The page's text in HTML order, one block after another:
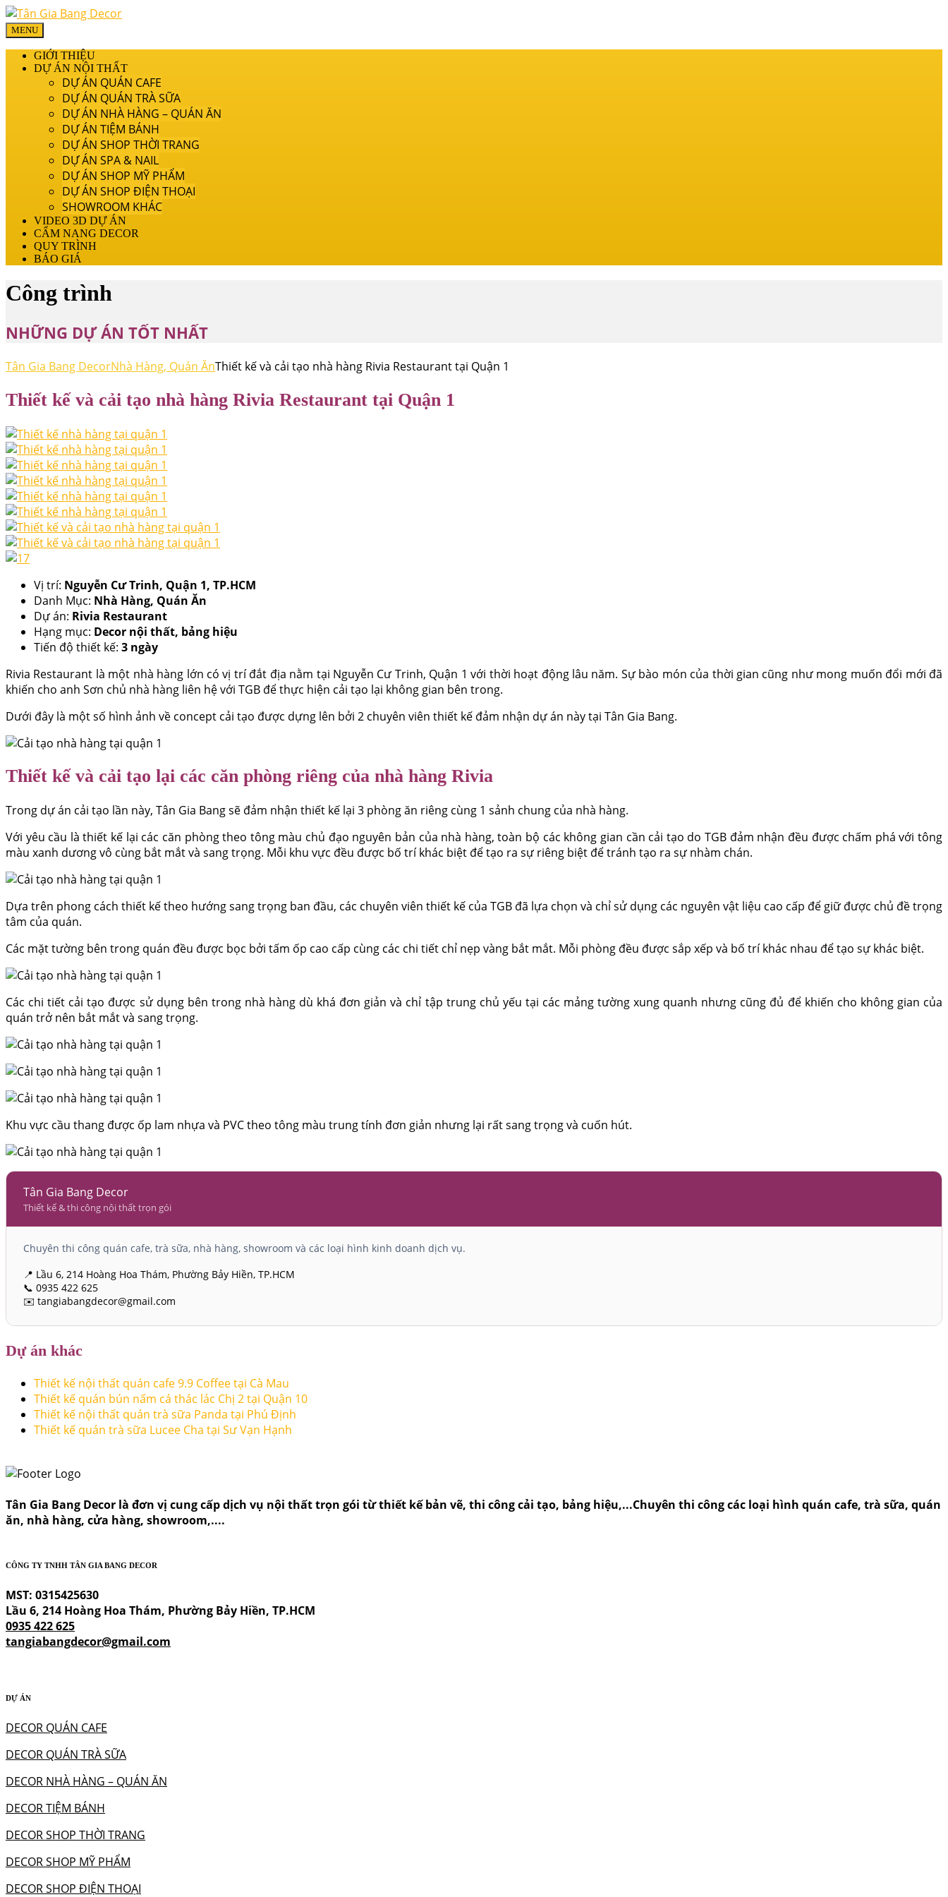
MENU
GIỚI THIỆU
DỰ ÁN NỘI THẤT
DỰ ÁN QUÁN CAFE
DỰ ÁN QUÁN TRÀ SỮA
DỰ ÁN NHÀ HÀNG – QUÁN ĂN
DỰ ÁN TIỆM BÁNH
DỰ ÁN SHOP THỜI TRANG
DỰ ÁN SPA & NAIL
DỰ ÁN SHOP MỸ PHẨM
DỰ ÁN SHOP ĐIỆN THOẠI
SHOWROOM KHÁC
VIDEO 3D DỰ ÁN
CẨM NANG DECOR
QUY TRÌNH
BÁO GIÁ
Công trình
NHỮNG DỰ ÁN TỐT NHẤT
Tân Gia Bang DecorNhà Hàng, Quán ĂnThiết kế và cải tạo nhà hàng Rivia Restaurant tại Quận 1
Thiết kế và cải tạo nhà hàng Rivia Restaurant tại Quận 1
Vị trí: Nguyễn Cư Trinh, Quận 1, TP.HCM
Danh Mục: Nhà Hàng, Quán Ăn
Dự án: Rivia Restaurant
Hạng mục: Decor nội thất, bảng hiệu
Tiến độ thiết kế: 3 ngày
Rivia Restaurant là một nhà hàng lớn có vị trí đắt địa nằm tại Nguyễn Cư Trinh, Quận 1 với thời hoạt động lâu năm. Sự bào món của thời gian cũng như mong muốn đổi mới đã
khiến cho anh Sơn chủ nhà hàng liên hệ với TGB để thực hiện cải tạo lại không gian bên trong.
Dưới đây là một số hình ảnh về concept cải tạo được dựng lên bởi 2 chuyên viên thiết kế đảm nhận dự án này tại Tân Gia Bang.
Thiết kế và cải tạo lại các căn phòng riêng của nhà hàng Rivia
Trong dự án cải tạo lần này, Tân Gia Bang sẽ đảm nhận thiết kế lại 3 phòng ăn riêng cùng 1 sảnh chung của nhà hàng.
Với yêu cầu là thiết kế lại các căn phòng theo tông màu chủ đạo nguyên bản của nhà hàng, toàn bộ các không gian cần cải tạo do TGB đảm nhận đều được chấm phá với tông
màu xanh dương vô cùng bắt mắt và sang trọng. Mỗi khu vực đều được bố trí khác biệt để tạo ra sự riêng biệt để tránh tạo ra sự nhàm chán.
Dựa trên phong cách thiết kế theo hướng sang trọng ban đầu, các chuyên viên thiết kế của TGB đã lựa chọn và chỉ sử dụng các nguyên vật liệu cao cấp để giữ được chủ đề trọng
tâm của quán.
Các mặt tường bên trong quán đều được bọc bởi tấm ốp cao cấp cùng các chi tiết chỉ nẹp vàng bắt mắt. Mỗi phòng đều được sắp xếp và bố trí khác nhau để tạo sự khác biệt.
Các chi tiết cải tạo được sử dụng bên trong nhà hàng dù khá đơn giản và chỉ tập trung chủ yếu tại các mảng tường xung quanh nhưng cũng đủ để khiến cho không gian của
quán trở nên bắt mắt và sang trọng.
Khu vực cầu thang được ốp lam nhựa và PVC theo tông màu trung tính đơn giản nhưng lại rất sang trọng và cuốn hút.
Tân Gia Bang Decor
Thiết kế & thi công nội thất trọn gói
Chuyên thi công quán cafe, trà sữa, nhà hàng, showroom và các loại hình kinh doanh dịch vụ.
📍 Lầu 6, 214 Hoàng Hoa Thám, Phường Bảy Hiền, TP.HCM
📞 0935 422 625
✉️ tangiabangdecor@gmail.com
Dự án khác
Thiết kế nội thất quán cafe 9.9 Coffee tại Cà Mau
Thiết kế quán bún nấm cá thác lác Chị 2 tại Quận 10
Thiết kế nội thất quán trà sữa Panda tại Phú Định
Thiết kế quán trà sữa Lucee Cha tại Sư Vạn Hạnh
Tân Gia Bang Decor là đơn vị cung cấp dịch vụ nội thất trọn gói từ thiết kế bản vẽ, thi công cải tạo, bảng hiệu,...Chuyên thi công các loại hình quán cafe, trà sữa, quán
ăn, nhà hàng, cửa hàng, showroom,....
CÔNG TY TNHH TÂN GIA BANG DECOR
MST: 0315425630
Lầu 6, 214 Hoàng Hoa Thám, Phường Bảy Hiền, TP.HCM
0935 422 625
tangiabangdecor@gmail.com
DỰ ÁN
DECOR QUÁN CAFE
DECOR QUÁN TRÀ SỮA
DECOR NHÀ HÀNG – QUÁN ĂN
DECOR TIỆM BÁNH
DECOR SHOP THỜI TRANG
DECOR SHOP MỸ PHẨM
DECOR SHOP ĐIỆN THOẠI